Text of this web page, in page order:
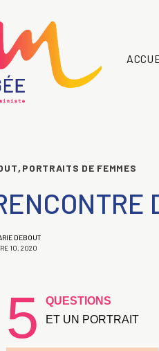
, PORTRAITS DE FEMMES
DEBOUT
10, 2020
5
QUESTIONS
ET UN PORTRAIT